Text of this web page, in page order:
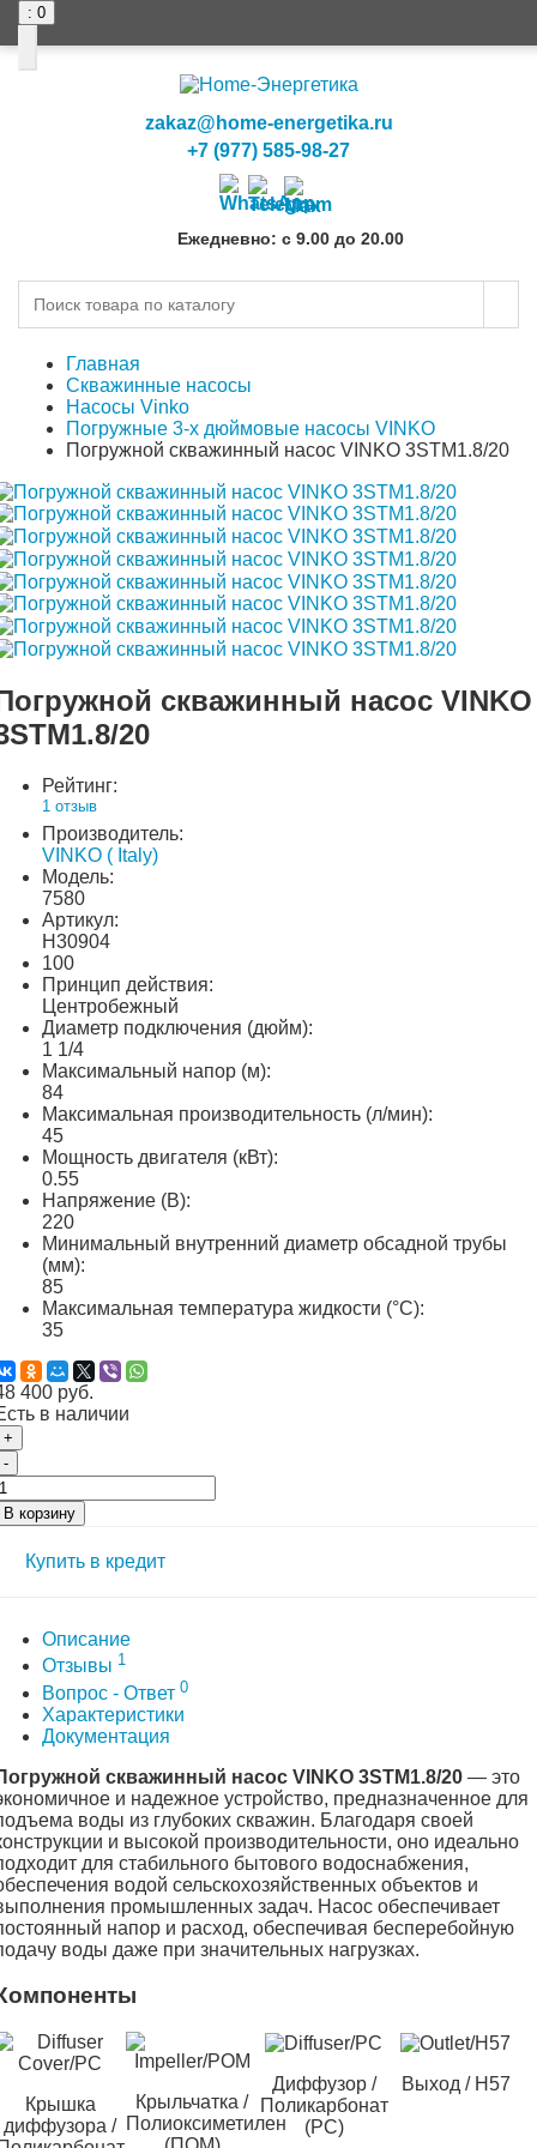
: 0
zakaz@home-energetika.ru
+7 (977) 585-98-27
Ежедневно: с 9.00 до 20.00
Главная
Скважинные насосы
Насосы Vinko
Погружные 3-х дюймовые насосы VINKO
Погружной скважинный насос VINKO 3STM1.8/20
скважинный насос VINKO
20
Рейтинг:
1 отзыв
Производитель:
VINKO ( Italy)
Модель:
7580
Артикул:
H30904
100
Принцип действия:
Центробежный
Диаметр подключения (дюйм):
1 1/4
Максимальный напор (м):
84
Максимальная производительность (л/мин):
45
Мощность двигателя (кВт):
0.55
Напряжение (В):
220
Минимальный внутренний диаметр обсадной трубы
(мм):
85
Максимальная температура жидкости (°C):
35
400 руб.
в наличии
+
-
В корзину
Купить в кредит
Описание
Отзывы 1
Вопрос - Ответ 0
Характеристики
Документация
скважинный насос VINKO 3STM1.8/20 — это
и надежное устройство, предназначенное для
воды из глубоких скважин. Благодаря своей
и высокой производительности, оно идеально
для стабильного бытового водоснабжения,
водой сельскохозяйственных объектов и
промышленных задач. Насос обеспечивает
напор и расход, обеспечивая бесперебойную
воды даже при значительных нагрузках.
Крышка
диффузора /
Крыльчатка /
Полиоксиметилен
Диффузор /
Поликарбонат
(PC)
Выход / H57